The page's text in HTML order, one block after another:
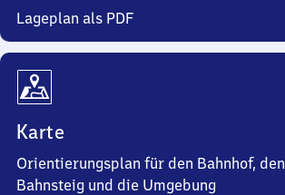
Lageplan als PDF
Karte
Orientierungsplan für den Bahnhof, den
Bahnsteig und die Umgebung